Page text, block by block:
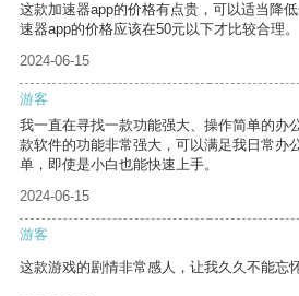
这款加速器app的价格有点贵，可以适当降
速器app的价格应该在50元以下才比较合理。
2024-06-15
游客
我一直在寻找一款功能强大、操作简单的办
款软件的功能非常强大，可以满足我日常办
单，即使是小白也能快速上手。
2024-06-15
游客
这款游戏的剧情非常感人，让我久久不能忘怀